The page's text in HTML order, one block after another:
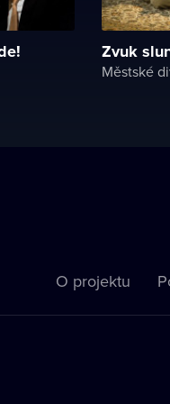
Zvuk
Městské
O projektu